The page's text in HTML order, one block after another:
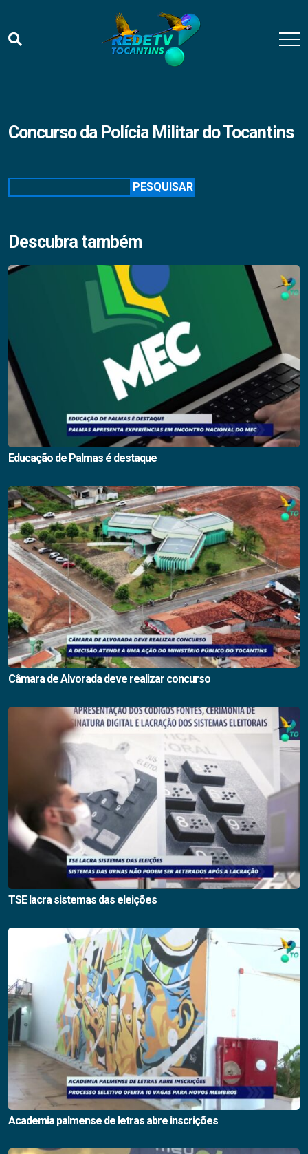
Concurso da Polícia Militar do Tocantins
PESQUISAR
Descubra também
Educação de Palmas é destaque
Câmara de Alvorada deve realizar concurso
TSE lacra sistemas das eleições
Academia palmense de letras abre inscrições